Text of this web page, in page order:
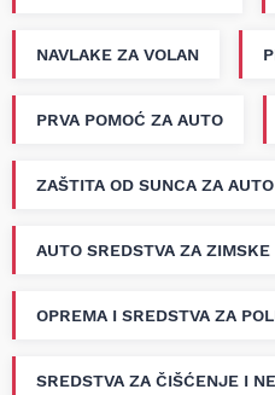
NAVLAKE ZA VOLAN
PRVA POMOĆ ZA AUTO
ZAŠTITA OD SUNCA ZA AUTO
AUTO SREDSTVA ZA ZIMSKE
OPREMA I SREDSTVA ZA
SREDSTVA ZA ČIŠĆENJE I